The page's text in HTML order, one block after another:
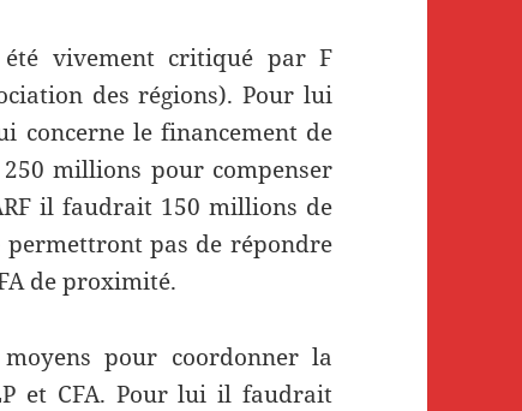
vivement critiqué par F
des régions). Pour lui
concerne le financement de
millions pour compenser
il faudrait 150 millions de
permettront pas de répondre
de proximité.
pour coordonner la
et CFA. Pour lui il faudrait